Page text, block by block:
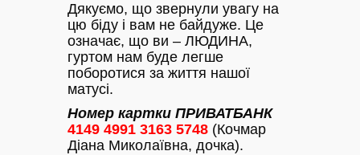
Дякуємо, що звернули увагу на
цю біду і вам не байдуже. Це
означає, що ви – ЛЮДИНА,
гуртом нам буде легше
поборотися за життя нашої
матусі.
Номер картки ПРИВАТБАНК
4149 4991 3163 5748 (Кочмар
Діана Миколаївна, дочка).